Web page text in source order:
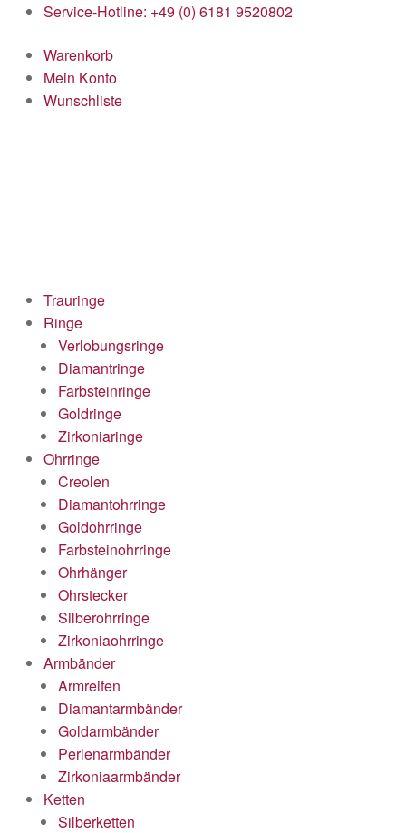
Service-Hotline: +49 (0) 6181 9520802
Warenkorb
Mein Konto
Wunschliste
Trauringe
Ringe
Verlobungsringe
Diamantringe
Farbsteinringe
Goldringe
Zirkoniaringe
Ohrringe
Creolen
Diamantohrringe
Goldohrringe
Farbsteinohrringe
Ohrhänger
Ohrstecker
Silberohrringe
Zirkoniaohrringe
Armbänder
Armreifen
Diamantarmbänder
Goldarmbänder
Perlenarmbänder
Zirkoniaarmbänder
Ketten
Silberketten